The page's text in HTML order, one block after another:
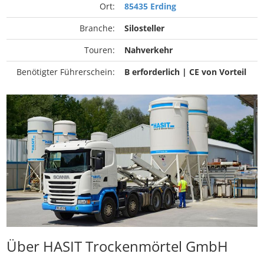
Ort:
85435 Erding
Branche:
Silosteller
Touren:
Nahverkehr
Benötigter Führerschein:
B erforderlich | CE von Vorteil
Über HASIT Trockenmörtel GmbH